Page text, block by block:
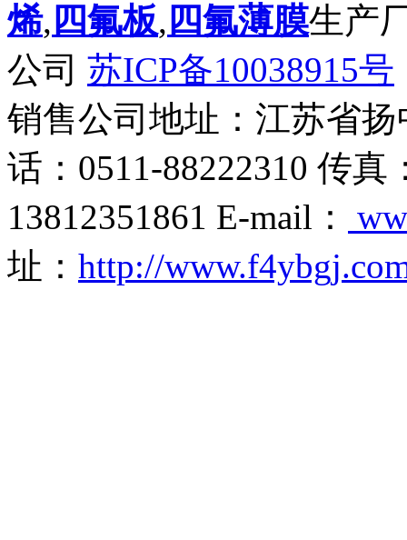
烯, 四氟板, 四氟薄膜生产
公司 苏ICP备10038915号
销售公司地址：江苏省
话：0511-88222310 传真
13812351861 E-mail：
址： http://